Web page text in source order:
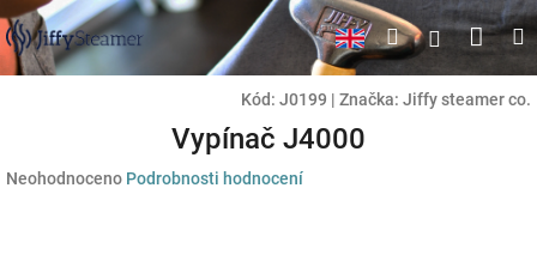
Přejít
na
obsah
HledatPřihlášení
Kód: J0199 | Značka: Jiffy steamer co.
Vypínač J4000
Průměrné
Neohodnoceno Podrobnosti hodnocení